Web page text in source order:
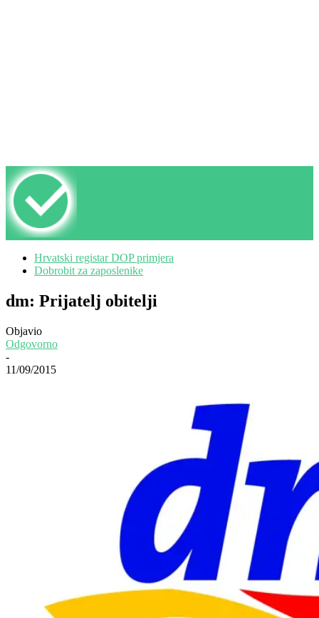
Hrvatski registar DOP primjera
Dobrobit za zaposlenike
dm: Prijatelj obitelji
Objavio
Odgovorno
-
11/09/2015